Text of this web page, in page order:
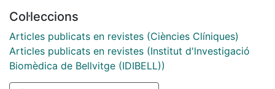
data in a specific format and sends them to a remote
server located at the Catalan Institute of Oncology.
This server computes relative survival and returns a
file with the results to the electronic address supplied
by the user. By means of this application, hospital- and
Col·leccions
Articles publicats en revistes (Ciències Clíniques)
Articles publicats en revistes (Institut d'lnvestigació
Biomèdica de Bellvitge (IDIBELL))